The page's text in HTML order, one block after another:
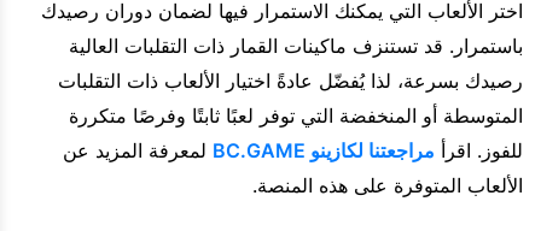
اختر الألعاب التي يمكنك الاستمرار فيها لضمان دوران رصيدك
باستمرار. قد تستنزف ماكينات القمار ذات التقلبات العالية
رصيدك بسرعة، لذا يُفضّل عادةً اختيار الألعاب ذات التقلبات
المتوسطة أو المنخفضة التي توفر لعبًا ثابتًا وفرصًا متكررة
للفوز. اقرأ مراجعتنا لكازينو BC.GAME
لمعرفة المزيد عن
الألعاب المتوفرة على هذه المنصة.